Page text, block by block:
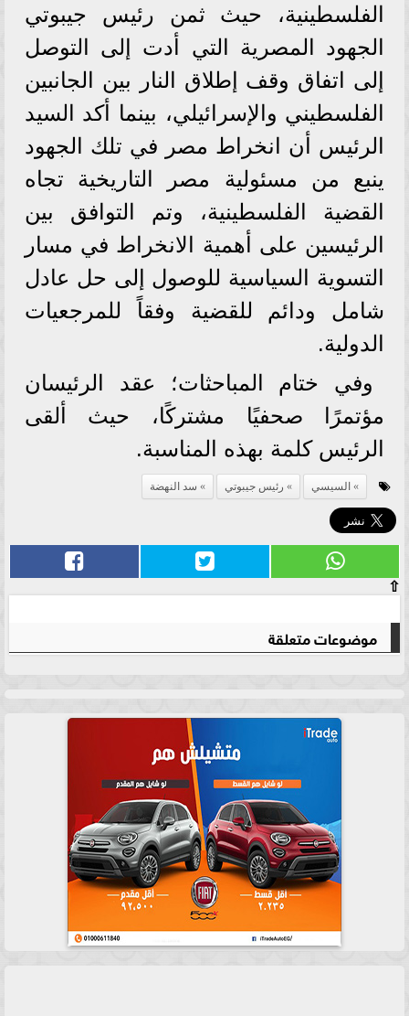
الفلسطينية، حيث ثمن رئيس جيبوتي
الجهود المصرية التي أدت إلى التوصل
إلى اتفاق وقف إطلاق النار بين الجانبين
الفلسطيني والإسرائيلي، بينما أكد السيد
الرئيس أن انخراط مصر في تلك الجهود
ينبع من مسئولية مصر التاريخية تجاه
القضية الفلسطينية، وتم التوافق بين
الرئيسين على أهمية الانخراط في مسار
التسوية السياسية للوصول إلى حل عادل
شامل ودائم للقضية وفقاً للمرجعيات
الدولية.
وفي ختام المباحثات؛ عقد الرئيسان
مؤتمرًا صحفيًا مشتركًا، حيث ألقى
الرئيس كلمة بهذه المناسبة.
السيسي رئيس جيبوتي سد النهضة
⇧
موضوعات متعلقة